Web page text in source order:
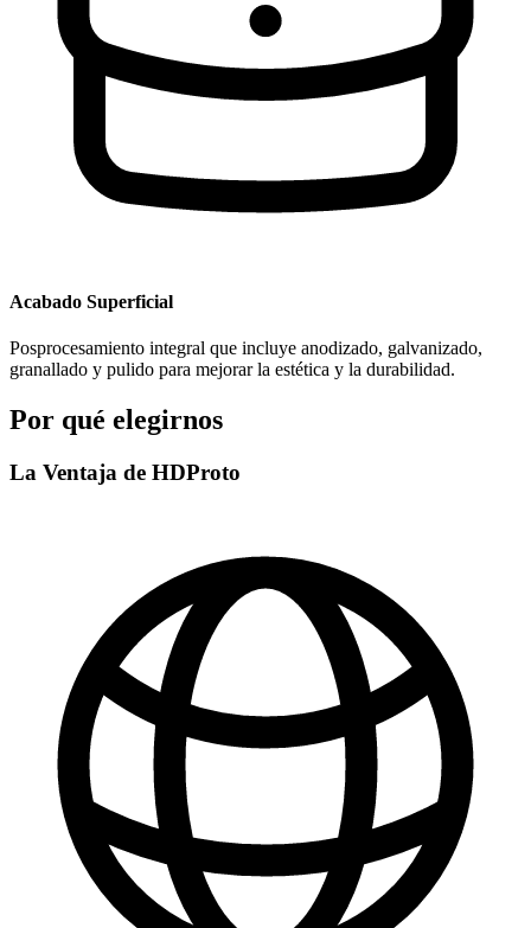
Acabado Superficial
Posprocesamiento integral que incluye anodizado, galvanizado,
granallado y pulido para mejorar la estética y la durabilidad.
Por qué elegirnos
La Ventaja de HDProto